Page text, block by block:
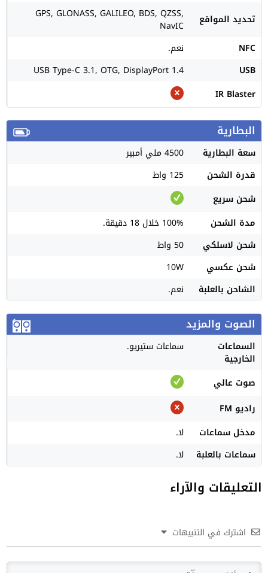
تحديد المواقع
GPS, GLONASS, GALILEO, BDS, QZSS,
NavIC
NFC
نعم.
USB
USB Type-C 3.1, OTG, DisplayPort 1.4
IR Blaster
البطارية
سعة البطارية
4500 ملي أمبير
قدرة الشحن
125 واط
شحن سريع
مدة الشحن
100% خلال 18 دقيقة.
شحن لاسلكي
50 واط
شحن عكسي
10W
الشاحن بالعلبة
نعم.
الصوت والمزيد
السماعات
الخارجية
سماعات ستيريو.
صوت عالي
راديو FM
مدخل سماعات
لا.
سماعات بالعلبة
لا.
التعليقات والآراء
اشترك في التنبيهات